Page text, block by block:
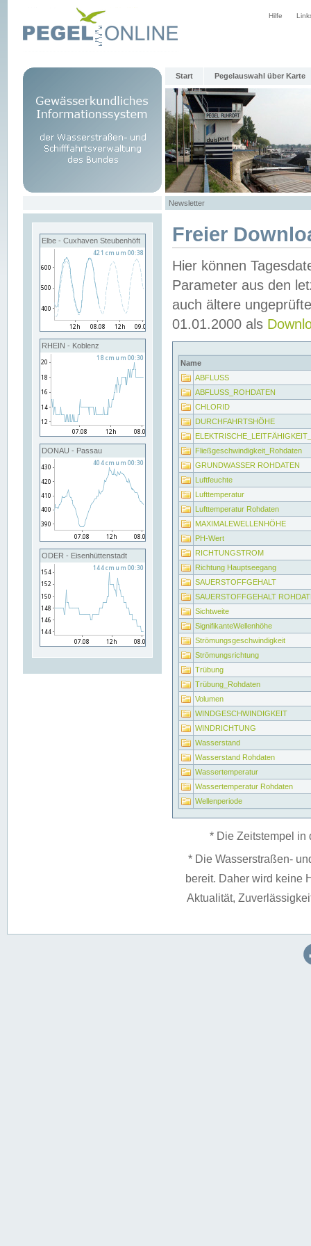
Hilfe
Start Pegelauswahl über Karte
Newsletter
Elbe - Cuxhaven Steubenhöft
RHEIN - Koblenz
DONAU - Passau
ODER - Eisenhüttenstadt
Freier
Hier können
Parameter aus den
auch ältere
01.01.2000 als
Name
ABFLUSS
ABFLUSS_ROHDATEN
CHLORID
DURCHFAHRTSHÖHE
Fließgeschwindigkeit_Rohdaten
GRUNDWASSER ROHDATEN
Luftfeuchte
Lufttemperatur
Lufttemperatur Rohdaten
MAXIMALEWELLENHÖHE
PH-Wert
RICHTUNGSTROM
Richtung Hauptseegang
SAUERSTOFFGEHALT
SAUERSTOFFGEHALT
Sichtweite
SignifikanteWellenhöhe
Strömungsgeschwindigkeit
Strömungsrichtung
Trübung
Trübung_Rohdaten
Volumen
WINDGESCHWINDIGKEIT
WINDRICHTUNG
Wasserstand
Wasserstand Rohdaten
Wassertemperatur
Wassertemperatur Rohdaten
Wellenperiode
* Die Zeitstempel in
* Die Wasserstraßen-
bereit. Daher wird keine
Aktualität,